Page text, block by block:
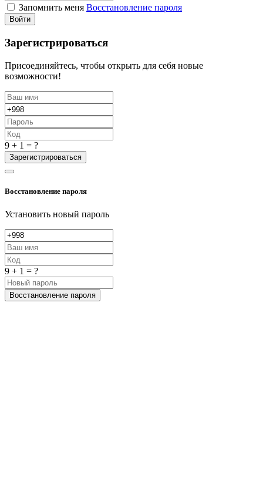
Запомнить меня Восстановление пароля
Войти
Зарегистрироваться
Присоединяйтесь, чтобы открыть для себя новые
возможности!
9 + 1 = ?
Зарегистрироваться
Восстановление пароля
Установить новый пароль
9 + 1 = ?
Восстановление пароля